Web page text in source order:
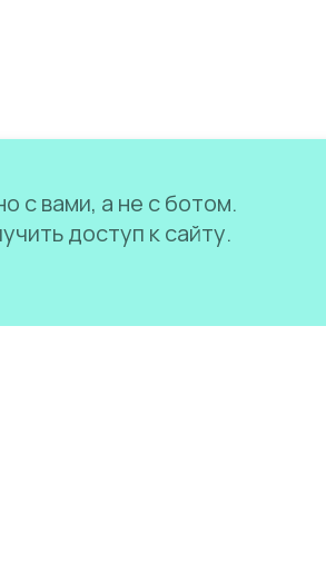
с вами, а не с ботом.
доступ к сайту.